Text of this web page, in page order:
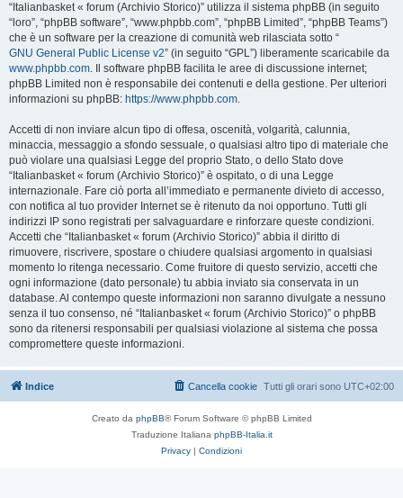
“Italianbasket « forum (Archivio Storico)” utilizza il sistema phpBB (in seguito
“loro”, “phpBB software”, “www.phpbb.com”, “phpBB Limited”, “phpBB Teams”)
che è un software per la creazione di comunità web rilasciata sotto “
GNU General Public License v2” (in seguito “GPL”) liberamente scaricabile da
www.phpbb.com. Il software phpBB facilita le aree di discussione internet;
phpBB Limited non è responsabile dei contenuti e della gestione. Per ulteriori
informazioni su phpBB: https://www.phpbb.com.
Accetti di non inviare alcun tipo di offesa, oscenità, volgarità, calunnia,
minaccia, messaggio a sfondo sessuale, o qualsiasi altro tipo di materiale che
può violare una qualsiasi Legge del proprio Stato, o dello Stato dove
“Italianbasket « forum (Archivio Storico)” è ospitato, o di una Legge
internazionale. Fare ciò porta all’immediato e permanente divieto di accesso,
con notifica al tuo provider Internet se è ritenuto da noi opportuno. Tutti gli
indirizzi IP sono registrati per salvaguardare e rinforzare queste condizioni.
Accetti che “Italianbasket « forum (Archivio Storico)” abbia il diritto di
rimuovere, riscrivere, spostare o chiudere qualsiasi argomento in qualsiasi
momento lo ritenga necessario. Come fruitore di questo servizio, accetti che
ogni informazione (dato personale) tu abbia inviato sia conservata in un
database. Al contempo queste informazioni non saranno divulgate a nessuno
senza il tuo consenso, né “Italianbasket « forum (Archivio Storico)” o phpBB
sono da ritenersi responsabili per qualsiasi violazione al sistema che possa
compromettere queste informazioni.
Indice Tutti gli orari sono UTC+02:00
Cancella cookie
Creato da phpBB® Forum Software © phpBB Limited
Traduzione Italiana phpBB-Italia.it
Privacy | Condizioni